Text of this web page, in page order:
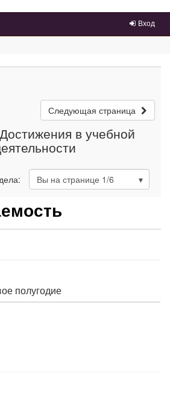
Вход
Следующая страница
в учебной
Вы на странице 1/6
полугодие